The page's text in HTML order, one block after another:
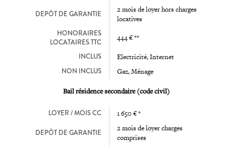
DEPÔT DE GARANTIE
2 mois de loyer hors charges
locatives
HONORAIRES
LOCATAIRES TTC
444 € **
INCLUS Electricité, Internet
NON INCLUS Gaz, Ménage
Bail résidence secondaire (code civil)
LOYER / MOIS CC 1 650 € *
DEPÔT DE GARANTIE
2 mois de loyer charges
comprises